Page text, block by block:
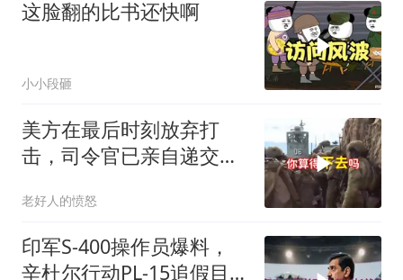
这脸翻的比书还快啊
小小段砸
美方在最后时刻放弃打
击，司令官已亲自递交文
老好人的愤怒
印军S-400操作员爆料，
辛杜尔行动PL-15追假目